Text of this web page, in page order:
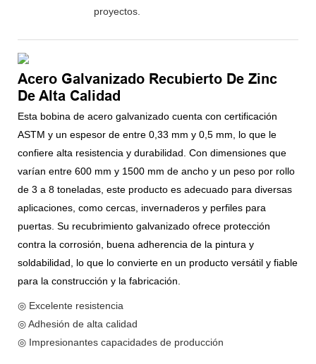
proyectos.
Acero Galvanizado Recubierto De Zinc
De Alta Calidad
Esta bobina de acero galvanizado cuenta con certificación
ASTM y un espesor de entre 0,33 mm y 0,5 mm, lo que le
confiere alta resistencia y durabilidad. Con dimensiones que
varían entre 600 mm y 1500 mm de ancho y un peso por rollo
de 3 a 8 toneladas, este producto es adecuado para diversas
aplicaciones, como cercas, invernaderos y perfiles para
puertas. Su recubrimiento galvanizado ofrece protección
contra la corrosión, buena adherencia de la pintura y
soldabilidad, lo que lo convierte en un producto versátil y fiable
para la construcción y la fabricación.
◎ Excelente resistencia
◎ Adhesión de alta calidad
◎ Impresionantes capacidades de producción